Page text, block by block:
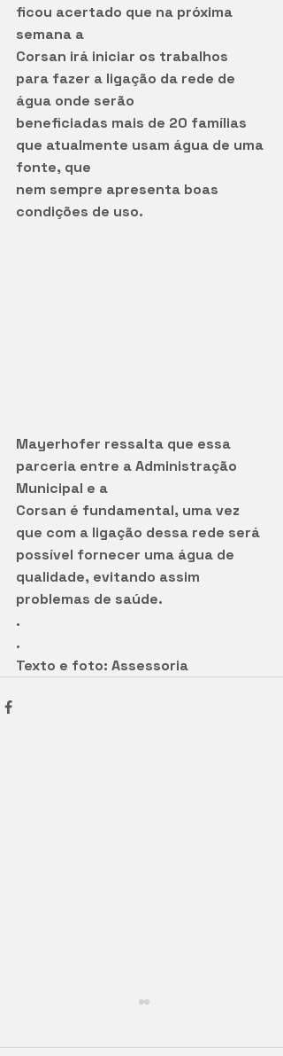
ficou acertado que na próxima
semana a
Corsan irá iniciar os trabalhos
para fazer a ligação da rede de
água onde serão
beneficiadas mais de 20 famílias
que atualmente usam água de uma
fonte, que
nem sempre apresenta boas
condições de uso.
Mayerhofer ressalta que essa
parceria entre a Administração
Municipal e a
Corsan é fundamental, uma vez
que com a ligação dessa rede será
possível fornecer uma água de
qualidade, evitando assim
problemas de saúde.
.
.
Texto e foto: Assessoria